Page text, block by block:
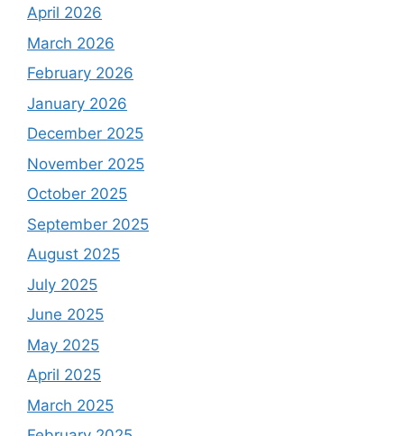
April 2026
March 2026
February 2026
January 2026
December 2025
November 2025
October 2025
September 2025
August 2025
July 2025
June 2025
May 2025
April 2025
March 2025